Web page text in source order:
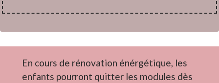
En cours de rénovation énérgétique, les
enfants pourront quitter les modules dès